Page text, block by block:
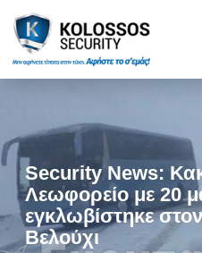
Security News:
Λεωφορείο με 20
εγκλωβίστηκε
Βελούχι